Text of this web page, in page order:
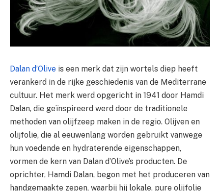
Dalan d’Olive is een merk dat zijn wortels diep heeft
verankerd in de rijke geschiedenis van de Mediterrane
cultuur. Het merk werd opgericht in 1941 door Hamdi
Dalan, die geïnspireerd werd door de traditionele
methoden van olijfzeep maken in de regio. Olijven en
olijfolie, die al eeuwenlang worden gebruikt vanwege
hun voedende en hydraterende eigenschappen,
vormen de kern van Dalan d’Olive’s producten. De
oprichter, Hamdi Dalan, begon met het produceren van
handgemaakte zepen, waarbij hij lokale, pure olijfolie